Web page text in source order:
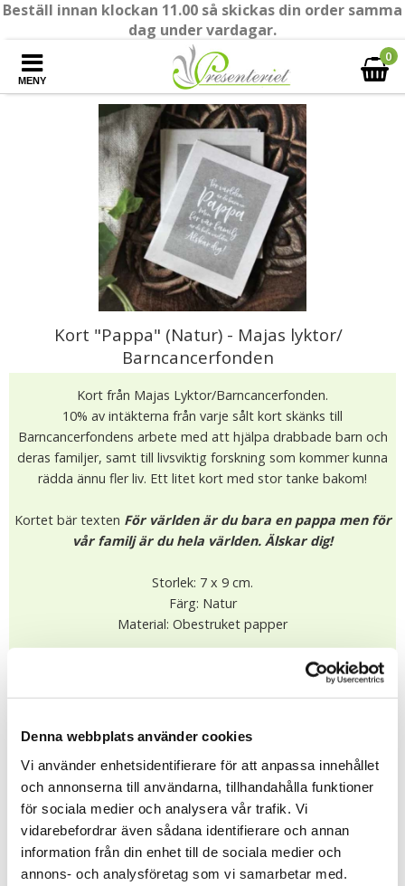
Denna webbplats använder cookies
Vi använder enhetsidentifierare för att anpassa innehållet
och annonserna till användarna, tillhandahålla funktioner
för sociala medier och analysera vår trafik. Vi
vidarebefordrar även sådana identifierare och annan
information från din enhet till de sociala medier och
annons- och analysföretag som vi samarbetar med.
Beställ innan klockan 11.00 så skickas din order samma
dag under vardagar.
MENY
0
Kort "Pappa" (Natur) - Majas lyktor/
Barncancerfonden
Kort från Majas Lyktor/Barncancerfonden.
10% av intäkterna från varje sålt kort skänks till
Barncancerfondens arbete med att hjälpa drabbade barn och
deras familjer, samt till livsviktig forskning som kommer kunna
rädda ännu fler liv. Ett litet kort med stor tanke bakom!
Kortet bär texten För världen är du bara en pappa men för
vår familj är du hela världen. Älskar dig!
Storlek: 7 x 9 cm.
Färg: Natur
Material: Obestruket papper
★★★★ ★
13333
Tipsa